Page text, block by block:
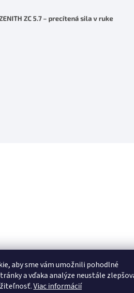
aby sme vám umožnili pohodlné
a vďaka analýze neustále
Viac informácií
ZC 5.7 – precítená sila v ruke